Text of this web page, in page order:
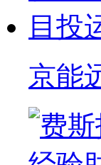
京能